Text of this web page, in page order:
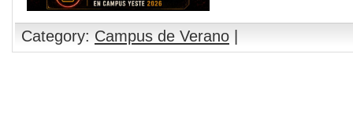
Category: Campus de Verano